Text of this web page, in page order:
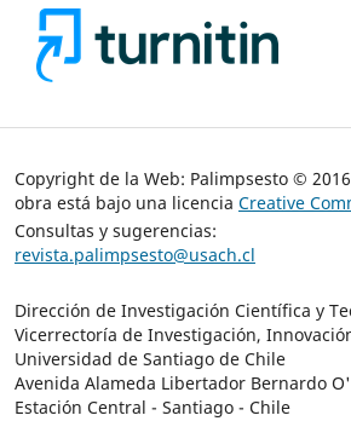
Copyright de la Web: Palimpsesto ©
obra está bajo una licencia Creative
Consultas y sugerencias:
revista.palimpsesto@usach.cl
Dirección de Investigación Científica y
Vicerrectoría de Investigación,
Universidad de Santiago de Chile
Avenida Alameda Libertador Bernardo
Estación Central - Santiago - Chile